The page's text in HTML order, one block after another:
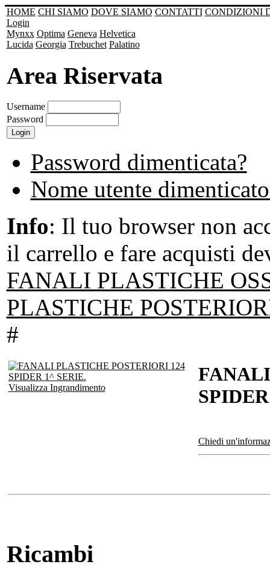
HOME CHI SIAMO DOVE SIAMO CONTATTI CONDIZIONI
Login
Mynxx Optima Geneva Helvetica
Lucida Georgia Trebuchet Palatino
Area Riservata
Username
Password
Password dimenticata?
Nome utente
Info: Il tuo browser non
il carrello e fare acquisti
FANALI PLASTICHE
PLASTICHE
#
Visualizza Ingrandimento
Chiedi
Ricambi